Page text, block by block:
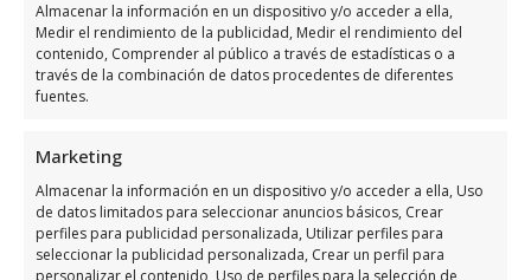
Almacenar la información en un dispositivo y/o acceder a ella,
Medir el rendimiento de la publicidad, Medir el rendimiento del
contenido, Comprender al público a través de estadísticas o a
través de la combinación de datos procedentes de diferentes
fuentes.
Marketing
Almacenar la información en un dispositivo y/o acceder a ella, Uso
de datos limitados para seleccionar anuncios básicos, Crear
perfiles para publicidad personalizada, Utilizar perfiles para
seleccionar la publicidad personalizada, Crear un perfil para
personalizar el contenido, Uso de perfiles para la selección de
Haz clic para aceptar márketing cookies y
habilitar este contenido
Horario de atención de
AdministracióN De LoteríA